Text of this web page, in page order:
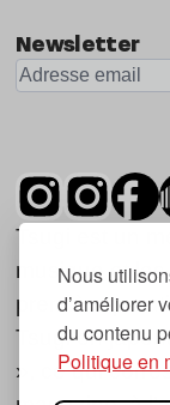
Nous
d’améliorer
du contenu
Politique en
Newsletter
Tsugi est un
musique et les
première
Tsugi en
», ce qui